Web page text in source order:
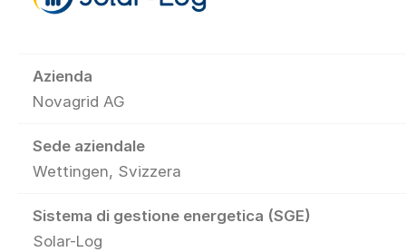
Azienda
Novagrid AG
Sede aziendale
Wettingen, Svizzera
Sistema di gestione energetica (SGE)
Solar-Log